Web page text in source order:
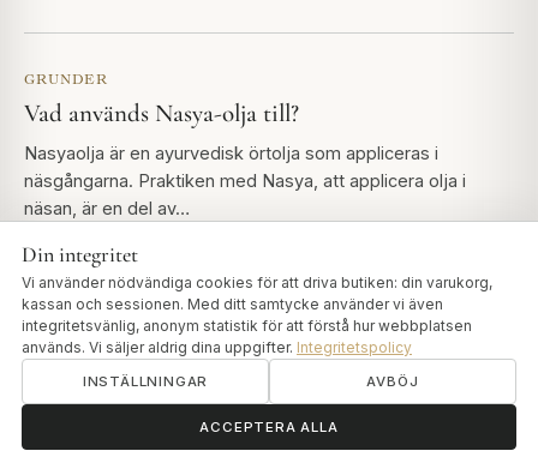
GRUNDER
Vad används Nasya-olja till?
Nasyaolja är en ayurvedisk örtolja som appliceras i
näsgångarna. Praktiken med Nasya, att applicera olja i
näsan, är en del av…
LÄS ARTIKELN
GRUNDER
Vad är Thailam i Ayurveda?
Thailam - ibland stavat Thailam - betyder medicinerad olja
ॐ
Din integritet
Vi använder nödvändiga cookies för att driva butiken: din varukorg,
kassan och sessionen. Med ditt samtycke använder vi även
integritetsvänlig, anonym statistik för att förstå hur webbplatsen
används. Vi säljer aldrig dina uppgifter. Integritetspolicy
INSTÄLLNINGAR AVBÖJ
ACCEPTERA ALLA